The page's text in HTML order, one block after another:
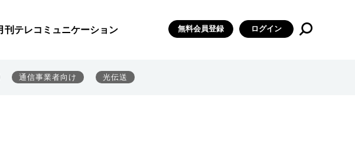
刊テレコミュニケーション 無料会員登録 ログイン
通信事業者向け 光伝送